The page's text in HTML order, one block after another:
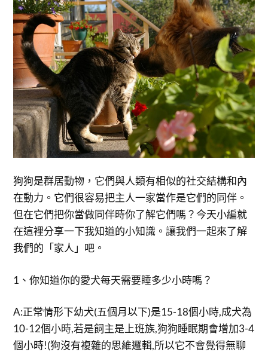
狗狗是群居動物，它們與人類有相似的社交結構和內
在動力。它們很容易把主人一家當作是它們的同伴。
但在它們把你當做同伴時你了解它們嗎？今天小編就
在這裡分享一下我知道的小知識。讓我們一起來了解
我們的「家人」吧。
1、你知道你的愛犬每天需要睡多少小時嗎？
A:正常情形下幼犬(五個月以下)是15-18個小時,成犬為
10-12個小時,若是飼主是上班族,狗狗睡眠期會增加3-4
個小時!(狗沒有複雜的思維邏輯,所以它不會覺得無聊